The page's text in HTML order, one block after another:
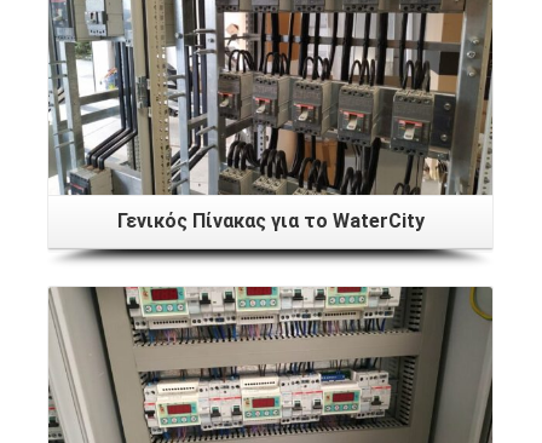
Γενικός Πίνακας για το WaterCity